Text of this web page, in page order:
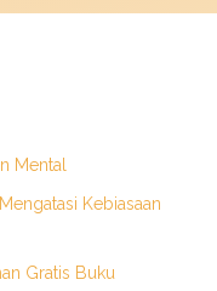
Mental
Kebiasaan
Gratis Buku